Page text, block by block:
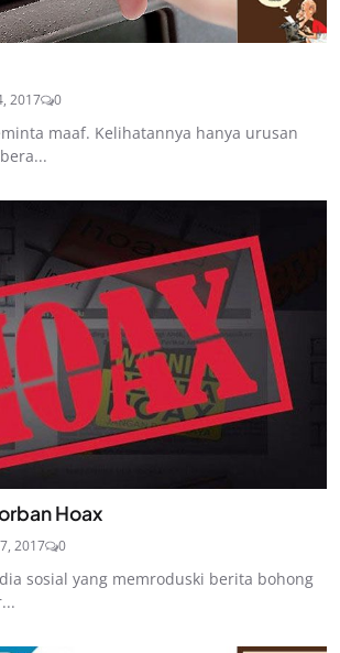
2017 0
maaf. Kelihatannya hanya urusan
Hoax
2017 0
sosial yang memroduski berita bohong